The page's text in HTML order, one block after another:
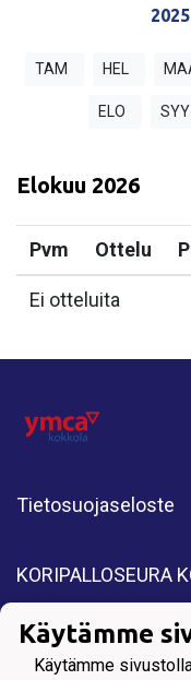
2025
TAM HEL
ELO SYY
Elokuu 2026
Pvm Ottelu
Ei otteluita
Tietosuojaseloste
KORIPALLOSEURA
All Rights
Kokkola.
Käytämme
Käytämme